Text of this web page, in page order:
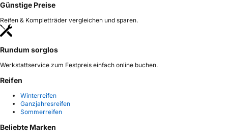
Günstige Preise
Reifen & Kompletträder vergleichen und sparen.
Rundum sorglos
Werkstattservice zum Festpreis einfach online buchen.
Reifen
Winterreifen
Ganzjahresreifen
Sommerreifen
Beliebte Marken